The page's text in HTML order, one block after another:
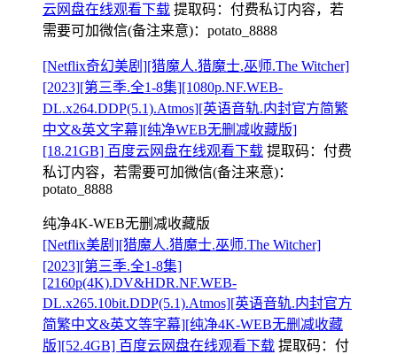
云网盘在线观看下载 提取码： 付费私订内容，若
需要可加微信(备注来意)：potato_8888
[Netflix奇幻美剧][猎魔人.猎魔士.巫师.The Witcher]
[2023][第三季.全1-8集][1080p.NF.WEB-
DL.x264.DDP(5.1).Atmos][英语音轨.内封官方简繁
中文&英文字幕][纯净WEB无删减收藏版]
[18.21GB] 百度云网盘在线观看下载 提取码： 付费
私订内容，若需要可加微信(备注来意)：
potato_8888
纯净4K-WEB无删减收藏版
[Netflix美剧][猎魔人.猎魔士.巫师.The Witcher]
[2023][第三季.全1-8集]
[2160p(4K).DV&HDR.NF.WEB-
DL.x265.10bit.DDP(5.1).Atmos][英语音轨.内封官方
简繁中文&英文等字幕][纯净4K-WEB无删减收藏
版][52.4GB] 百度云网盘在线观看下载 提取码： 付